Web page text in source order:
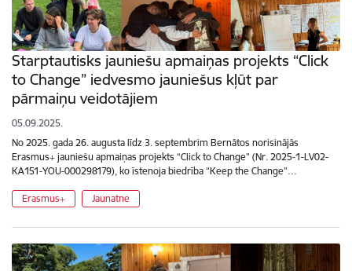
Starptautisks jauniešu apmaiņas projekts “Click
to Change” iedvesmo jauniešus kļūt par
pārmaiņu veidotājiem
05.09.2025.
No 2025. gada 26. augusta līdz 3. septembrim Bernātos norisinājās
Erasmus+ jauniešu apmaiņas projekts “Click to Change” (Nr. 2025-1-LV02-
KA151-YOU-000298179), ko īstenoja biedrība “Keep the Change”…
Erasmus+ Jaunatne